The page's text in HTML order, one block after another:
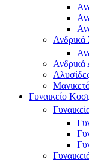
Ανδρικά
Γυναικείο